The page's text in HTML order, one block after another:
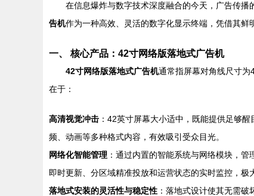
在信息爆炸与数字技术深度融合的今天，广告传
告机作为一种高效、灵活的数字化显示终端，凭借其鲜
一、 核心产品：42寸网络版落地式广告机
42寸网络版落地式广告机通常指屏幕对角线尺寸
在于：
高清视觉冲击 ：42英寸屏幕大小适中，既能提供足够
频、动画等多种格式内容，有效吸引受众目光。
网络化智能管理 ：通过内置的智能系统与网络模块，
即时更新、分区域精准投放和运营状态的实时监控，极
落地式安装的灵活性与稳定性 ：落地式设计使其无需